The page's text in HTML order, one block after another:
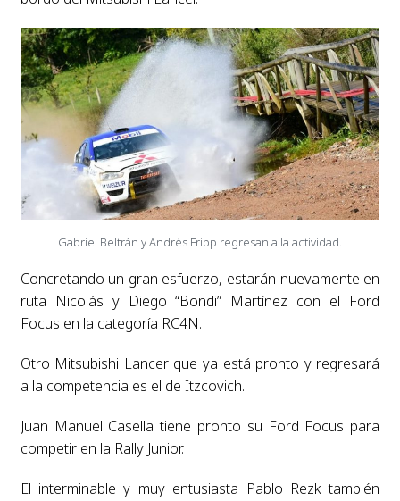
Gabriel Beltrán y Andrés Fripp regresan a la actividad.
Concretando un gran esfuerzo, estarán nuevamente en
ruta Nicolás y Diego “Bondi” Martínez con el Ford
Focus en la categoría RC4N.
Otro Mitsubishi Lancer que ya está pronto y regresará
a la competencia es el de Itzcovich.
Juan Manuel Casella tiene pronto su Ford Focus para
competir en la Rally Junior.
El interminable y muy entusiasta Pablo Rezk también